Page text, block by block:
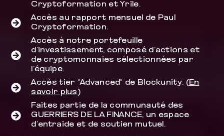
Cryptoformation et Yrile.
Accès au rapport mensuel de Paul
Cryptoformation.
Accès à notre portefeuille
d’investissement, composé d’actions et
de cryptomonnaies sélectionnées par
l’équipe.
Accès tier "Advanced" de Blockunity. (En
savoir plus)
Faites partie de la communauté des
GUERRIERS DE LA FINANCE, un espace
d’entraide et de soutien mutuel.